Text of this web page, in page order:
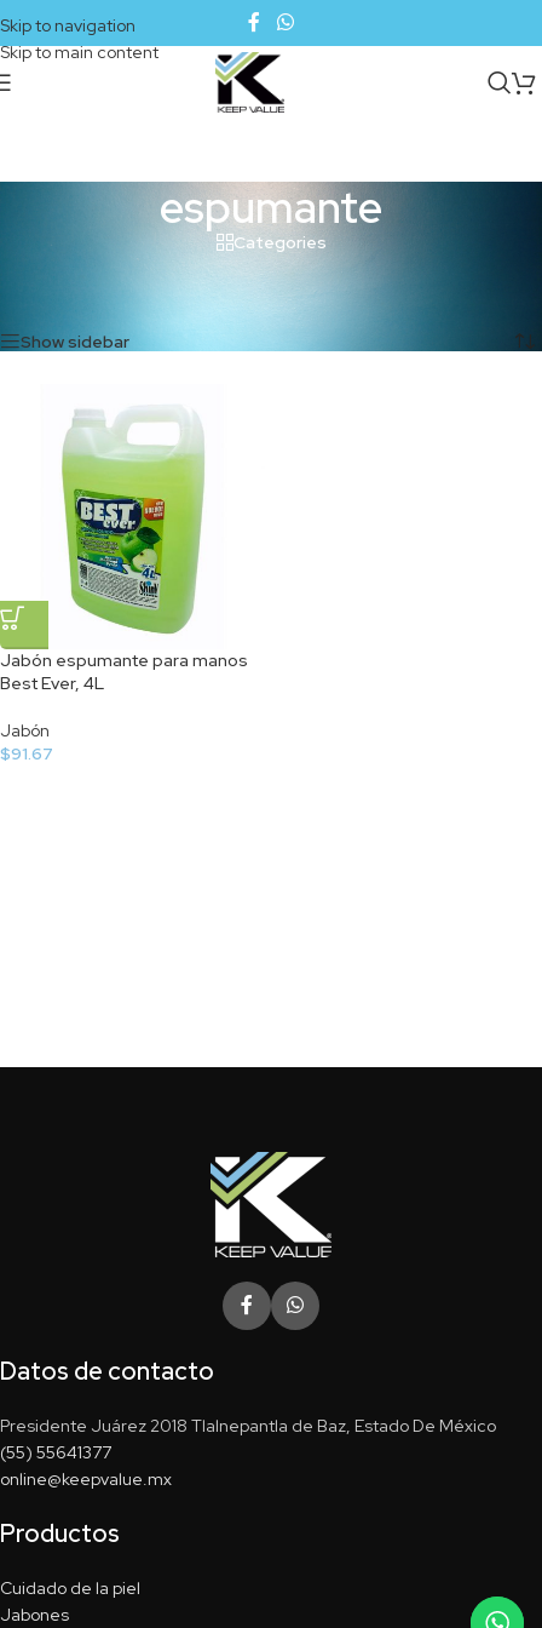
Skip to navigation
Skip to main content
espumante
Categories
Productos etiquetados “espumante”
Show sidebar
Jabón espumante para manos
Best Ever, 4L
Jabón
$91.67
Datos de contacto
Presidente Juárez 2018 Tlalnepantla de Baz, Estado De México
(55) 55641377
online@keepvalue.mx
Productos
Cuidado de la piel
Jabones